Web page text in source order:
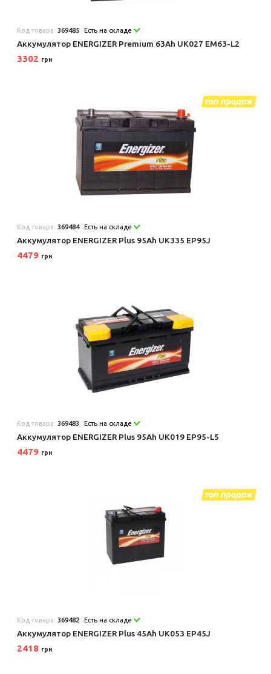
Код товара:369485 Есть на складе
Аккумулятор ENERGIZER Premium 63Ah UK027 EM63-L2
3302 грн
Код товара:369484 Есть на складе
Аккумулятор ENERGIZER Plus 95Ah UK335 EP95J
4479 грн
Код товара:369483 Есть на складе
Аккумулятор ENERGIZER Plus 95Ah UK019 EP95-L5
4479 грн
Код товара:369482 Есть на складе
Аккумулятор ENERGIZER Plus 45Ah UK053 EP45J
2418 грн